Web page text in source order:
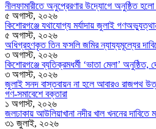
নীলফামারীতে অনুপ্রেরণার উদ্যোগে অনুষ্ঠিত
৫ অগাস্ট, ২০২৬
কিশোরগঞ্জে যথাযোগ্য মর্যাদায় জুলাই
৫ অগাস্ট, ২০২৬
অধিগ্রহণকৃত তিন ফসলি জমির ন্যায্যমূল্যের
৩ অগাস্ট, ২০২৬
কিশোরগঞ্জে ব্যতিক্রমধর্মী ‘ভাতা মেলা’ অনুষ্ঠিত,
৩ অগাস্ট, ২০২৬
জুলাই সনদ বাস্তবায়ন না হলে আবারও রাজপথ
গণ-সমাবেশে বক্তারা
১ অগাস্ট, ২০২৬
জলঢাকায় আউলিয়াখানা নদীর খাল খননের দাবিতে
৩১ জুলাই, ২০২৬